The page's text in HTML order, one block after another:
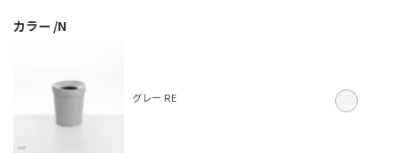
カラー N
グレー RE